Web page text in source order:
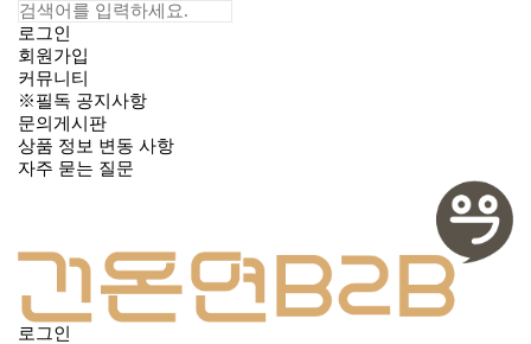
로그인
회원가입
커뮤니티
※필독 공지사항
문의게시판
상품 정보 변동 사항
자주 묻는 질문
로그인